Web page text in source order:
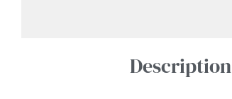
Description